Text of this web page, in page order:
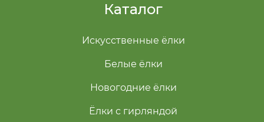
Каталог
Искусственные ёлки
Белые ёлки
Новогодние ёлки
Ёлки с гирляндой